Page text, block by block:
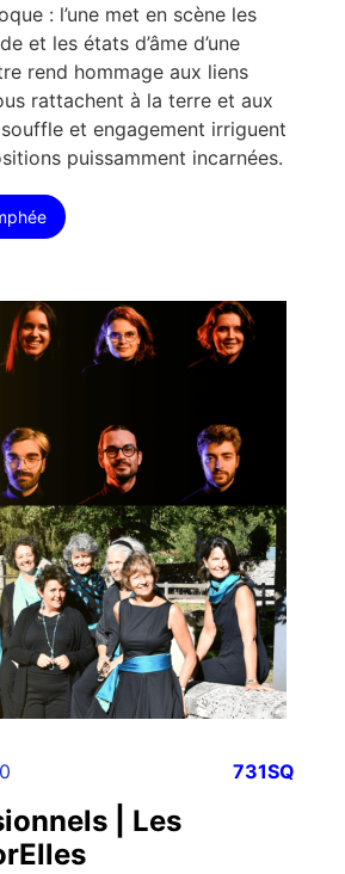
: l’une met en scène les
et les états d’âme d’une
rend hommage aux liens
rattachent à la terre et aux
et engagement irriguent
puissamment incarnées.
731SQ
| Les